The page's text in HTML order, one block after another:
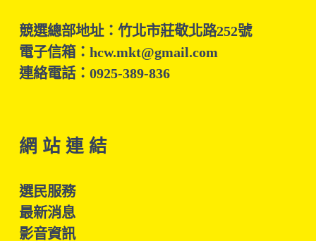
競選總部地址：竹北市莊敬北路252號
電子信箱：hcw.mkt@gmail.com
連絡電話：0925-389-836
網 站 連 結
選民服務
最新消息
影音資訊